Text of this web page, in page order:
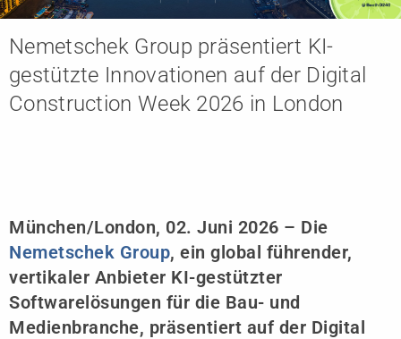
Nemetschek Group präsentiert KI-
gestützte Innovationen auf der Digital
Construction Week 2026 in London
München/London, 02. Juni 2026 – Die
Nemetschek Group, ein global führender,
vertikaler Anbieter KI-gestützter
Softwarelösungen für die Bau- und
Medienbranche, präsentiert auf der Digital